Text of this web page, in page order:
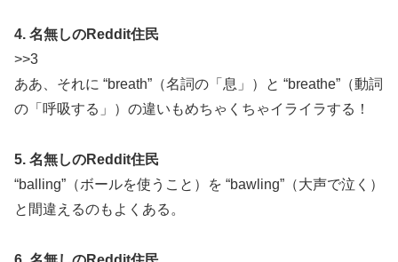
4. 名無しのReddit住民
>>3
ああ、それに “breath”（名詞の「息」）と “breathe”（動詞
の「呼吸する」）の違いもめちゃくちゃイライラする！
5. 名無しのReddit住民
“balling”（ボールを使うこと）を “bawling”（大声で泣く）
と間違えるのもよくある。